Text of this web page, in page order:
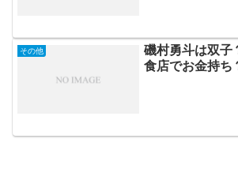
その他
磯村勇斗は双子
食店でお金持ち